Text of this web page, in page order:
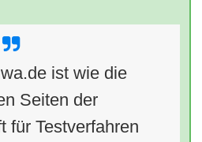
ist wie die
Seiten der
für Testverfahren